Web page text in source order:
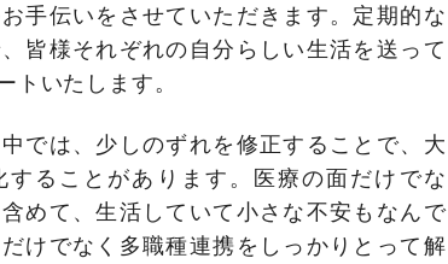
手伝いをさせていただきます。定期的な
皆様それぞれの自分らしい生活を送って
トいたします。
では、少しのずれを修正することで、大
することがあります。医療の面だけでな
めて、生活していて小さな不安もなんで
けでなく多職種連携をしっかりとって解